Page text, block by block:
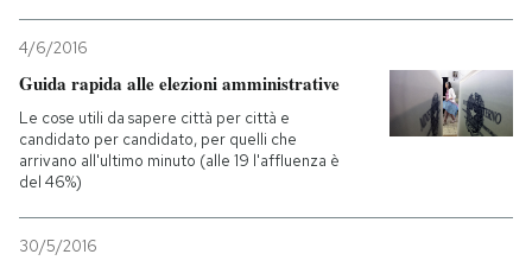
4/6/2016
Guida rapida alle elezioni amministrative
Le cose utili da sapere città per città e
candidato per candidato, per quelli che
arrivano all'ultimo minuto (alle 19 l'affluenza è
del 46%)
30/5/2016